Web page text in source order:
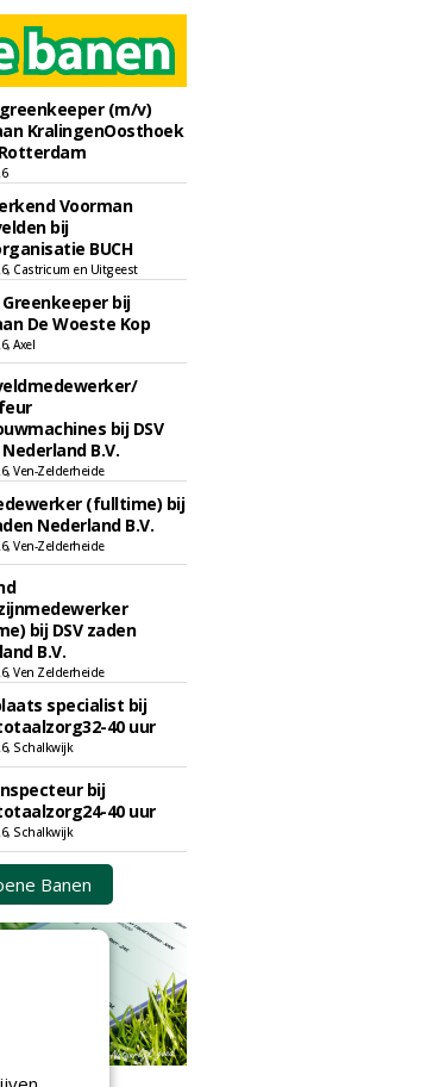
(m/v)
KralingenOosthoek
Voorman
bij
BUCH
Castricum en Uitgeest
bij
De Woeste Kop
Axel
bij DSV
B.V.
Ven-Zelderheide
(fulltime) bij
Nederland B.V.
Ven-Zelderheide
bij DSV zaden
B.V.
Ven Zelderheide
specialist bij
40 uur
Schalkwijk
bij
40 uur
Schalkwijk
Banen